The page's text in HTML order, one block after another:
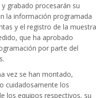
grabado procesarán su
la información programada
y el registro de la muestra
que ha aprobado
por parte del
vez se han montado,
cuidadosamente los
los equipos respectivos, su